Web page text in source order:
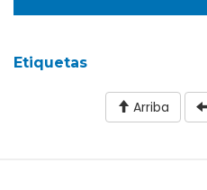
Etiquetas
Arriba